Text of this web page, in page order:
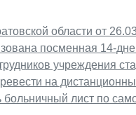
области от
посменная 14-
учреждения
на
лист по